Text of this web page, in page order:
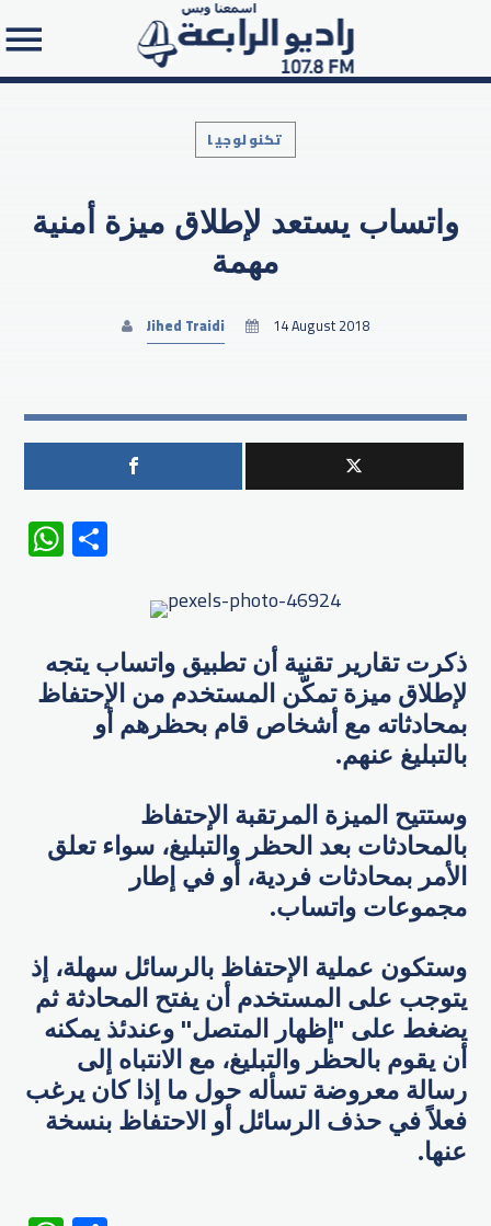
Search in the website:
تكنولوجيا
واتساب يستعد لإطلاق ميزة أمنية
مهمة
Jihed Traidi 14 August 2018
WhatsApp
ذكرت تقارير تقنية أن تطبيق واتساب يتجه
لإطلاق ميزة تمكّن المستخدم من الإحتفاظ
بمحادثاته مع أشخاص قام بحظرهم أو
بالتبليغ عنهم.
وستتيح الميزة المرتقبة الإحتفاظ
بالمحادثات بعد الحظر والتبليغ، سواء تعلق
الأمر بمحادثات فردية، أو في إطار
مجموعات واتساب.
وستكون عملية الإحتفاظ بالرسائل سهلة، إذ
يتوجب على المستخدم أن يفتح المحادثة ثم
يضغط على "إظهار المتصل" وعندئذ يمكنه
أن يقوم بالحظر والتبليغ، مع الانتباه إلى
رسالة معروضة تسأله حول ما إذا كان يرغب
فعلاً في حذف الرسائل أو الاحتفاظ بنسخة
عنها.